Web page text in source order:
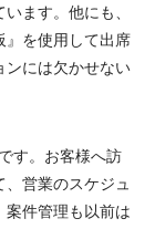
ます。他にも、
』を使用して出席
ンには欠かせない
す。お客様へ訪
営業のスケジュ
案件管理も以前は